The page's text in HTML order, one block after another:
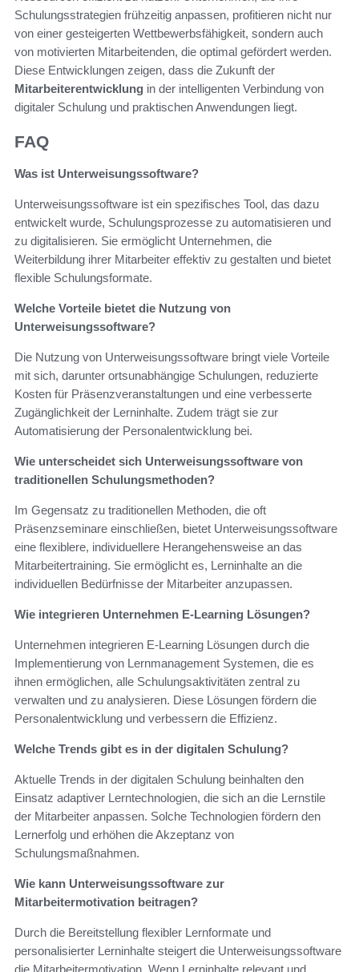
Schulungsstrategien frühzeitig anpassen, profitieren nicht nur
von einer gesteigerten Wettbewerbsfähigkeit, sondern auch
von motivierten Mitarbeitenden, die optimal gefördert werden.
Diese Entwicklungen zeigen, dass die Zukunft der
Mitarbeiterentwicklung in der intelligenten Verbindung von
digitaler Schulung und praktischen Anwendungen liegt.
FAQ
Was ist Unterweisungssoftware?
Unterweisungssoftware ist ein spezifisches Tool, das dazu
entwickelt wurde, Schulungsprozesse zu automatisieren und
zu digitalisieren. Sie ermöglicht Unternehmen, die
Weiterbildung ihrer Mitarbeiter effektiv zu gestalten und bietet
flexible Schulungsformate.
Welche Vorteile bietet die Nutzung von
Unterweisungssoftware?
Die Nutzung von Unterweisungssoftware bringt viele Vorteile
mit sich, darunter ortsunabhängige Schulungen, reduzierte
Kosten für Präsenzveranstaltungen und eine verbesserte
Zugänglichkeit der Lerninhalte. Zudem trägt sie zur
Automatisierung der Personalentwicklung bei.
Wie unterscheidet sich Unterweisungssoftware von
traditionellen Schulungsmethoden?
Im Gegensatz zu traditionellen Methoden, die oft
Präsenzseminare einschließen, bietet Unterweisungssoftware
eine flexiblere, individuellere Herangehensweise an das
Mitarbeitertraining. Sie ermöglicht es, Lerninhalte an die
individuellen Bedürfnisse der Mitarbeiter anzupassen.
Wie integrieren Unternehmen E-Learning Lösungen?
Unternehmen integrieren E-Learning Lösungen durch die
Implementierung von Lernmanagement Systemen, die es
ihnen ermöglichen, alle Schulungsaktivitäten zentral zu
verwalten und zu analysieren. Diese Lösungen fördern die
Personalentwicklung und verbessern die Effizienz.
Welche Trends gibt es in der digitalen Schulung?
Aktuelle Trends in der digitalen Schulung beinhalten den
Einsatz adaptiver Lerntechnologien, die sich an die Lernstile
der Mitarbeiter anpassen. Solche Technologien fördern den
Lernerfolg und erhöhen die Akzeptanz von
Schulungsmaßnahmen.
Wie kann Unterweisungssoftware zur
Mitarbeitermotivation beitragen?
Durch die Bereitstellung flexibler Lernformate und
personalisierter Lerninhalte steigert die Unterweisungssoftware
die Mitarbeitermotivation. Wenn Lerninhalte relevant und